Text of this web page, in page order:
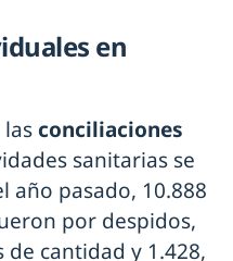
en
conciliaciones
sanitarias se
año pasado, 10.888
por despidos,
cantidad y 1.428,